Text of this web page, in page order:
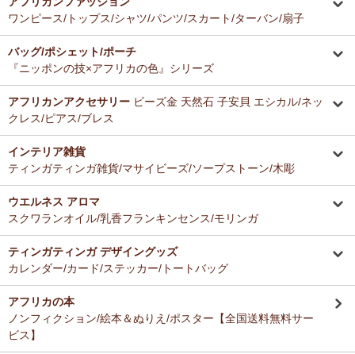
ーナー新入荷！
12/16：ガウチョパンツ～キテンゲ◇ハイクオリティ◇で仕立てた
新作登場！～楽ちんクロップド丈～
12/16：キテンゲ 本革ショルダーミニバッグ 3WAY 斜掛けOK～
キテンゲ◇ハイクオリティ◇で仕立てた新作登場！『ニッポンの
技×アフリカの色』
12/4：ティンガティンガ・アート～Mサイズの作品 新入荷！作家
名ごとに2つのカテゴリーでご紹介します
→ 作家名 A―L
→ 作家名 M―Z
12/4：ティンガティンガ・アート～チャリンダの作品コーナー
入荷！
私たちバラカは、チャリンダが遺してくださった作品を、これか
らも大切に紹介してまいります。
ナー新入荷！
12/3：巻くポーチ 〈2サイズ展開〉～ガラスとんぼ玉付き 新入
荷！
とても美味しくて毎日使っています。どのお料理なんにでも合いま
す。
Ａ さまより ティンガティンガ・アートへのご感想
ドゥケさんの画は数年前から気になっていて、今回思いきって購入す
ることにしました。とても楽しみにしております。
バラカの紅茶は香りがよくて大好きです。これからも愛飲させていた
だきます。
Ｓ さまより キテンゲ平ポーチへのご感想
以前プレゼントでいただいた平ポーチ、母子手帳がちょうど入り、毎
日使っています。
今回同じ「中サイズ」を買いましたが、造りがわずかに異なるよう
で、1センチくらい心持ち小くて母子手帳がぎりぎり入りませんでし
でもこちらもカワイイので化粧入れなどに使います。
ワンピース/トップス/シャツ/パンツ/スカート/ターバン/扇子
バッグ/ポシェット/ポーチ
『ニッポンの技×アフリカの色』シリーズ
アフリカンアクセサリー ビーズ金 天然石 子安貝 エシカル/ネッ
クレス/ピアス/ブレス
インテリア雑貨
ティンガティンガ雑貨/マサイビーズ/ソープストーン/木彫
ウエルネス アロマ
スクワランオイル/乳香フランキンセンス/モリンガ
ティンガティンガ デザイングッズ
カレンダー/カード/ステッカー/トートバッグ
アフリカの本
ノンフィクション/絵本＆ぬりえ/ポスター【全国送料無料サー
ビス】